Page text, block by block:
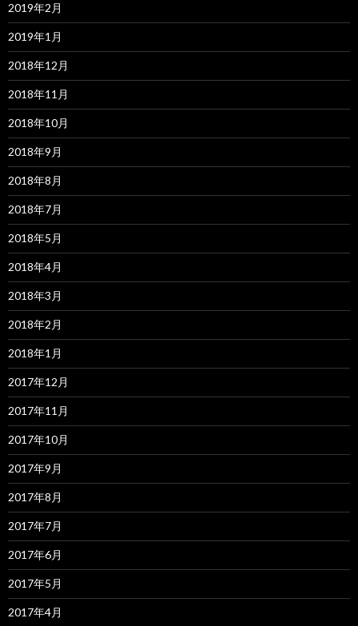
2019年2月
2019年1月
2018年12月
2018年11月
2018年10月
2018年9月
2018年8月
2018年7月
2018年5月
2018年4月
2018年3月
2018年2月
2018年1月
2017年12月
2017年11月
2017年10月
2017年9月
2017年8月
2017年7月
2017年6月
2017年5月
2017年4月